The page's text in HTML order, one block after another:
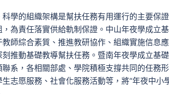
學的組織架構是幫扶任務有用運行的主要保
為責任落實供給軌制保證。中山年夜學成立
師綜合素質、推進教研協作、組織實施信息
推動基礎教導幫扶任務。暨南年夜學成立基
系，各相關部處、學院積極支撐共同的任務
志愿服務、社會化服務活動等，將“年夜中小